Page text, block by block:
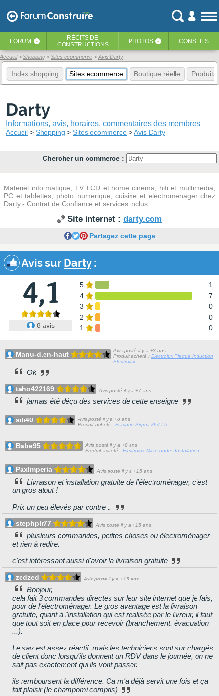
FORUM ‹ RÉCITS DE
CONSTRUCTIONS
PHOTOS ‹ CONSEILS
Accueil Shopping Sites ecommerce Avis Darty
Index shopping Sites ecommerce Boutique réelle Produits
Darty
Informations, avis, horaires, commentaires des membres
Accueil Shopping Sites ecommerce Avis Darty
Chercher un commerce :
Materiel informatique, TV LCD et home cinema, hifi et multimedia,
PC et tablettes, photo numerique, cuisine et electromenager chez
Darty - Contrat de Confiance et services inclus.
Site internet : darty.com
Partagez cette page
Avis surDarty:
4,1
8 avis
5
1
4
7
3
0
2
0
1
0
Manu-d.en-haut
Avis posté il y a +3 ans
Produit acheté : Electrolux Plaque Induction
Electrolux ...
Ok
taho422169 Avis posté il y a +7 ans
jamais été déçu des services de cette enseigne
sili40
Avis posté il y a +8 ans
Produit acheté : Fracarro Sigma 8hd Lte
Babe95
Avis posté il y a +8 ans
Produit acheté : Electrolux Micro-ondes Installation ...
PaxImperia Avis posté il y a +15 ans
Livraison et installation gratuite de l'électroménager, c'est
un gros atout !
Prix un peu élevés par contre ..
stephplr77 Avis posté il y a +15 ans
plusieurs commandes, petites choses ou électroménager
et rien à redire.
c'est intéressant aussi d'avoir la livraison gratuite
zedzed Avis posté il y a +15 ans
Bonjour,
cela fait 3 commandes directes sur leur site internet que je fais,
pour de l'électroménager. Le gros avantage est la livraison
gratuite, quant à l'installation qui est réalisée par le livreur, il faut
que tout soit en place pour recevoir (branchement, évacuation
...).
Le sav est assez réactif, mais les techniciens sont sur chargés
de client donc lorsqu'ils donnent un RDV dans le journée, on ne
sait pas exactement qui ils vont passer.
ils remboursent la différence. Ça m'a déjà servit une fois et ça
fait plaisir (le champomi compris)